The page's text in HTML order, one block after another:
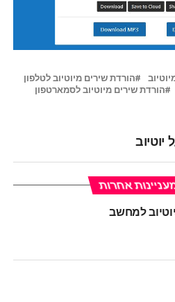
הורדת שירים מיוטיוב לטלפון
הורדת שירים מיוטיוב לסמארטפון
אחרות